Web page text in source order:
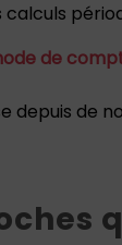
de
depuis de